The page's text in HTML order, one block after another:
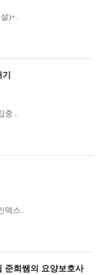
)+..
중 ..
덱스..
준희쌤의 요양보호사